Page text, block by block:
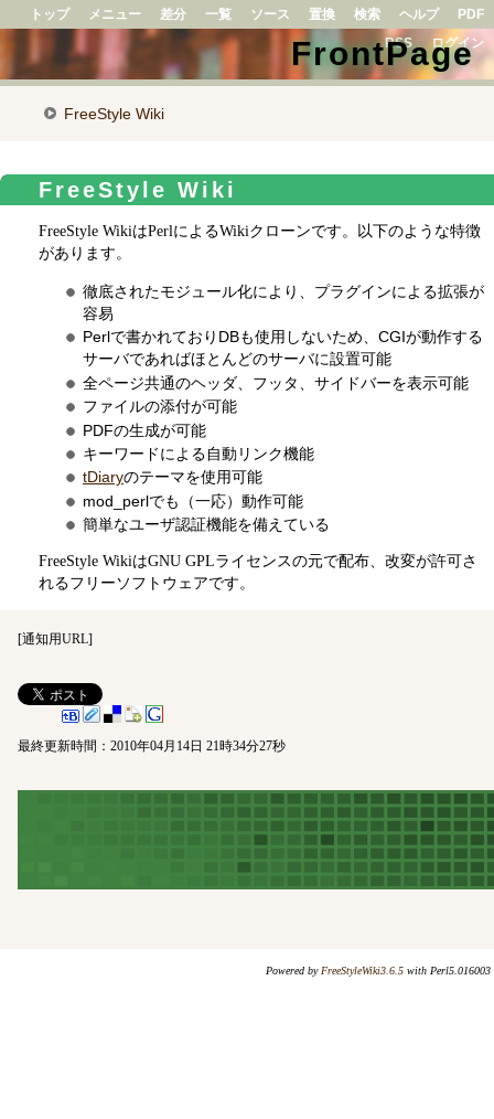
トップ メニュー 差分 一覧 ソース 置換 検索 ヘルプ
PDF
RSS
ログイン
FrontPage
FreeStyle Wiki
FreeStyle Wiki
FreeStyle WikiはPerlによるWikiクローンです。以下のような特徴
があります。
徹底されたモジュール化により、プラグインによる拡張が
容易
Perlで書かれておりDBも使用しないため、CGIが動作する
サーバであればほとんどのサーバに設置可能
全ページ共通のヘッダ、フッタ、サイドバーを表示可能
ファイルの添付が可能
PDFの生成が可能
キーワードによる自動リンク機能
tDiaryのテーマを使用可能
mod_perlでも（一応）動作可能
簡単なユーザ認証機能を備えている
FreeStyle WikiはGNU GPLライセンスの元で配布、改変が許可さ
れるフリーソフトウェアです。
[通知用URL]
最終更新時間：2010年04月14日 21時34分27秒
Powered by FreeStyleWiki3.6.5 with Perl5.016003